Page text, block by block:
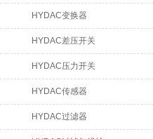
HYDAC变换器
HYDAC差压开关
HYDAC压力开关
HYDAC传感器
HYDAC过滤器